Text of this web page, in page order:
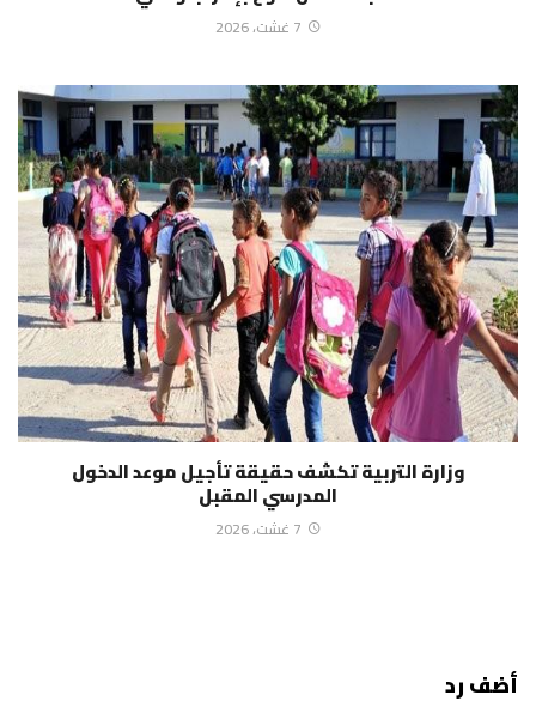
7 غشت، 2026
وزارة التربية تكشف حقيقة تأجيل موعد الدخول
المدرسي المقبل
7 غشت، 2026
أضف رد